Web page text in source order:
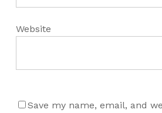
Website
Save my name, email, and